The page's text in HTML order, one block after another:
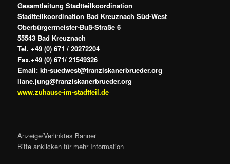
Gesamtleitung Stadtteilkoordination
Stadtteilkoordination Bad Kreuznach Süd-West
Oberbürgermeister-Buß-Straße 6
55543 Bad Kreuznach
Tel. +49 (0) 671 / 20272204
Fax.+49 (0) 671/ 21549326
Email: kh-suedwest@franziskanerbrueder.org
liane.jung@franziskanerbrueder.org
www.zuhause-im-stadtteil.de
Anzeige/Verlinktes Banner
Bitte anklicken für mehr Information